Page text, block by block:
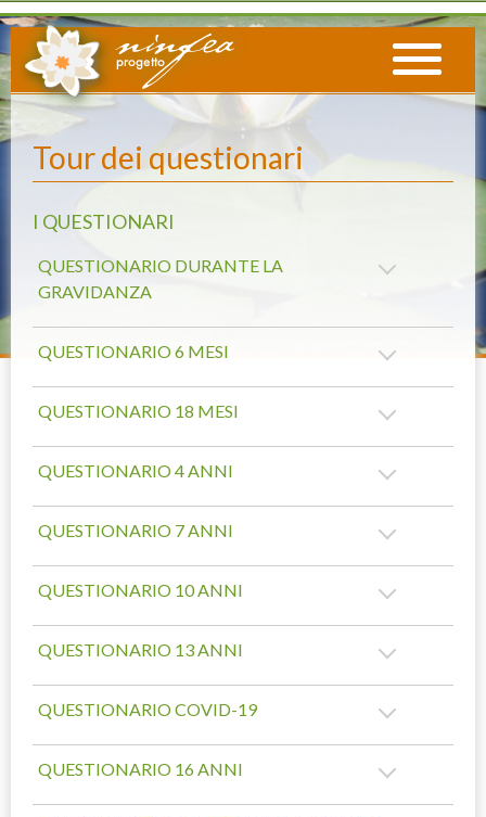
Tour dei questionari
I QUESTIONARI
QUESTIONARIO DURANTE LA
GRAVIDANZA
QUESTIONARIO 6 MESI
QUESTIONARIO 18 MESI
QUESTIONARIO 4 ANNI
QUESTIONARIO 7 ANNI
QUESTIONARIO 10 ANNI
QUESTIONARIO 13 ANNI
QUESTIONARIO COVID-19
QUESTIONARIO 16 ANNI